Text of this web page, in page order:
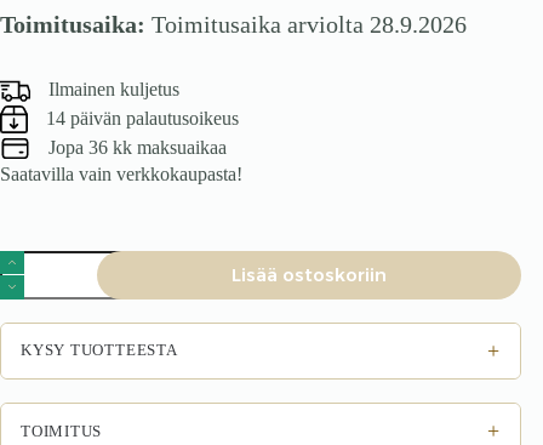
Toimitusaika: Toimitusaika arviolta 28.9.2026
Ilmainen kuljetus
14 päivän palautusoikeus
Jopa 36 kk maksuaikaa
Saatavilla vain verkkokaupasta!
Sohvapöytä
BELMONA,
tammi
määrä
Lisää ostoskoriin
KYSY TUOTTEESTA +
TOIMITUS +